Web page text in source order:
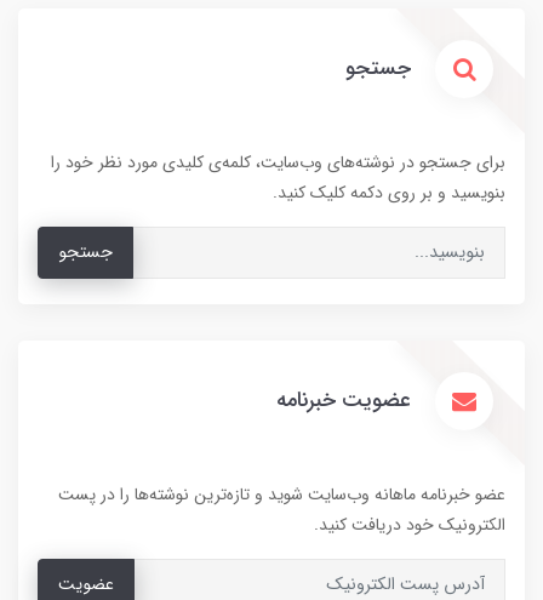
جستجو
برای جستجو در نوشته‌های وب‌سایت، کلمه‌ی کلیدی مورد نظر خود را
بنویسید و بر روی دکمه کلیک کنید.
جستجو
عضویت خبرنامه
عضو خبرنامه ماهانه وب‌سایت شوید و تازه‌ترین نوشته‌ها را در پست
الکترونیک خود دریافت کنید.
عضویت